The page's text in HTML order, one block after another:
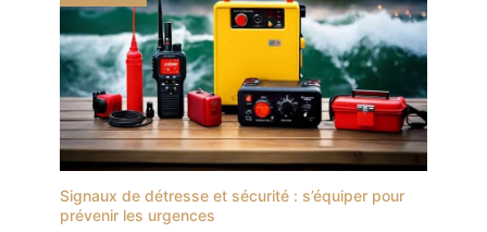
Signaux de détresse et sécurité : s’équiper pour
prévenir les urgences